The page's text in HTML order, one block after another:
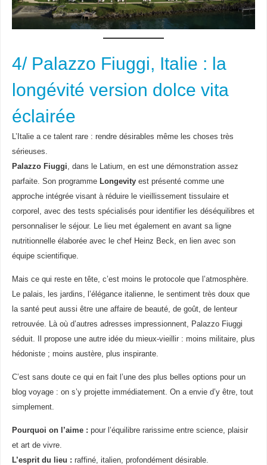
4/ Palazzo Fiuggi, Italie : la
longévité version dolce vita
éclairée
L’Italie a ce talent rare : rendre désirables même les choses très
sérieuses.
Palazzo Fiuggi, dans le Latium, en est une démonstration assez
parfaite. Son programme Longevityest présenté comme une
approche intégrée visant à réduire le vieillissement tissulaire et
corporel, avec des tests spécialisés pour identifier les déséquilibres et
personnaliser le séjour. Le lieu met également en avant sa ligne
nutritionnelle élaborée avec le chef Heinz Beck, en lien avec son
équipe scientifique.
Mais ce qui reste en tête, c’est moins le protocole que l’atmosphère.
Le palais, les jardins, l’élégance italienne, le sentiment très doux que
la santé peut aussi être une affaire de beauté, de goût, de lenteur
retrouvée. Là où d’autres adresses impressionnent, Palazzo Fiuggi
séduit. Il propose une autre idée du mieux-vieillir : moins militaire, plus
hédoniste ; moins austère, plus inspirante.
C’est sans doute ce qui en fait l’une des plus belles options pour un
blog voyage : on s’y projette immédiatement. On a envie d’y être, tout
simplement.
Pourquoi on l’aime : pour l’équilibre rarissime entre science, plaisir
et art de vivre.
L’esprit du lieu : raffiné, italien, profondément désirable.